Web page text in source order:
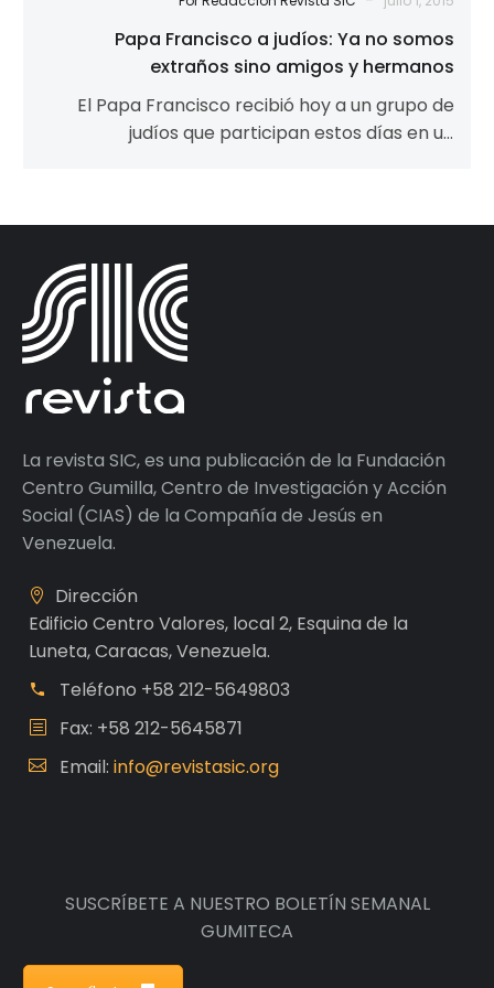
Papa Francisco a judíos: Ya no somos
extraños sino amigos y hermanos
El Papa Francisco recibió hoy a un grupo de
judíos que participan estos días en un
La revista SIC, es una publicación de la Fundación
Centro Gumilla, Centro de Investigación y Acción
Social (CIAS) de la Compañía de Jesús en
Venezuela.
Dirección
Edificio Centro Valores, local 2, Esquina de la
Luneta, Caracas, Venezuela.
Teléfono +58 212-5649803
Fax: +58 212-5645871
Email: info@revistasic.org
SUSCRÍBETE A NUESTRO BOLETÍN SEMANAL
GUMITECA